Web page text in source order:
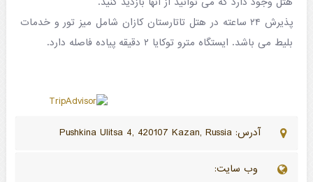
پذیرش ۲۴ ساعته در هتل تاتارستان کازان شامل میز تور و خدمات
بلیط می باشد. ایستگاه مترو توکایا ۲ دقیقه پیاده فاصله دارد.
آدرس: Pushkina Ulitsa 4, 420107 Kazan, Russia
وب سایت: